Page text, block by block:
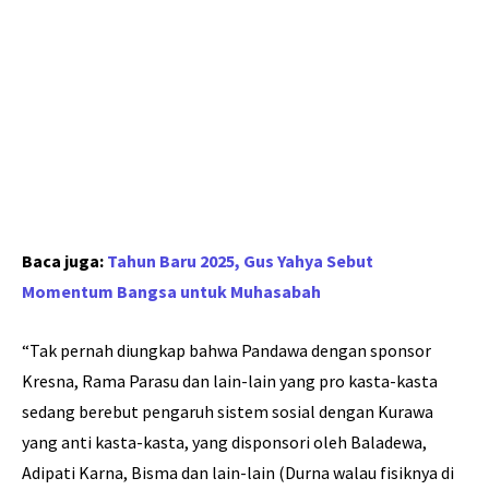
Baca juga: Tahun Baru 2025, Gus Yahya Sebut
Momentum Bangsa untuk Muhasabah
“Tak pernah diungkap bahwa Pandawa dengan sponsor
Kresna, Rama Parasu dan lain-lain yang pro kasta-kasta
sedang berebut pengaruh sistem sosial dengan Kurawa
yang anti kasta-kasta, yang disponsori oleh Baladewa,
Adipati Karna, Bisma dan lain-lain (Durna walau fisiknya di